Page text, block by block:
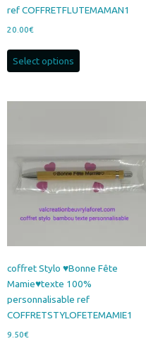
ref COFFRETFLUTEMAMAN1
20.00€
Select options
coffret Stylo ♥Bonne Fête
Mamie♥texte 100%
personnalisable ref
COFFRETSTYLOFETEMAMIE1
9.50€